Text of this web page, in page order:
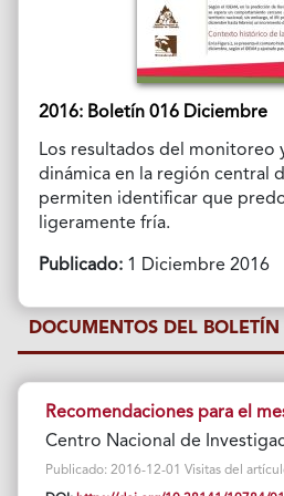
2016: Boletín 016 Diciembre
Los resultados del monitoreo
dinámica en la región central
permiten identificar que
ligeramente fría.
Publicado:1 Diciembre 2016
DOCUMENTOS DEL BOLETÍN
Recomendaciones para el
Centro Nacional de
Publicado: 2016-12-01 Visitas del